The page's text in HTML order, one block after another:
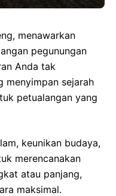
menawarkan
pegunungan
Anda tak
menyimpan sejarah
petualangan yang
keunikan budaya,
merencanakan
atau panjang,
maksimal.